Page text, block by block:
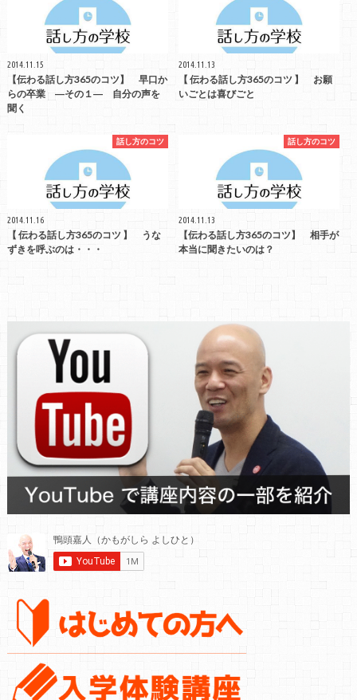
2014.11.15
【伝わる話し方365のコツ】 早口か
らの卒業 ―その１― 自分の声を
聞く
2014.11.13
【 伝わる話し方365のコツ 】 お願
いごとは喜びごと
話し方のコツ
2014.11.16
【 伝わる話し方365のコツ 】 うな
ずきを呼ぶのは・・・
話し方のコツ
2014.11.13
【伝わる話し方365のコツ】 相手が
本当に聞きたいのは？